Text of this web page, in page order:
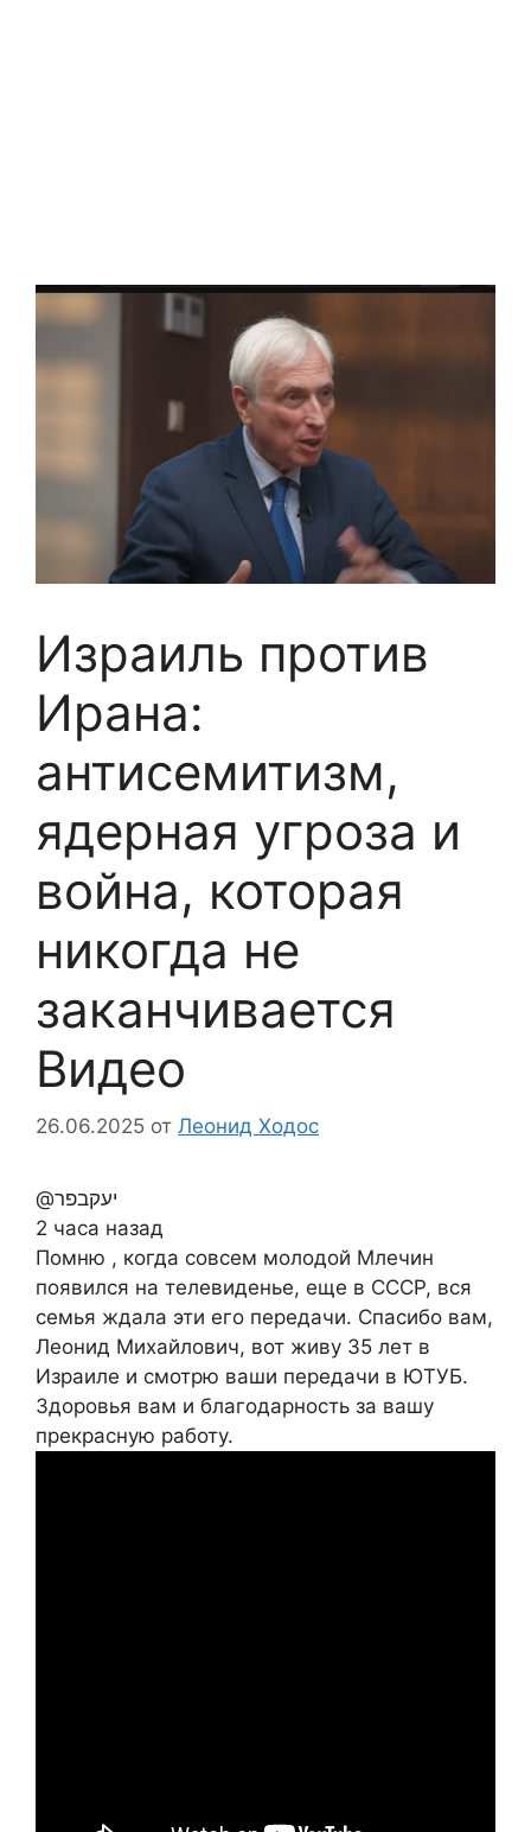
Израиль против
Ирана:
антисемитизм,
ядерная угроза и
война, которая
никогда не
заканчивается
Видео
26.06.2025 от Леонид Ходос
@יעקבפר
2 часа назад
Помню , когда совсем молодой Млечин
появился на телевиденье, еще в СССР, вся
семья ждала эти его передачи. Спасибо вам,
Леонид Михайлович, вот живу 35 лет в
Израиле и смотрю ваши передачи в ЮТУБ.
Здоровья вам и благодарность за вашу
прекрасную работу.